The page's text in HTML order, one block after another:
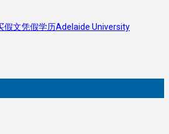
假文凭假学历Adelaide University